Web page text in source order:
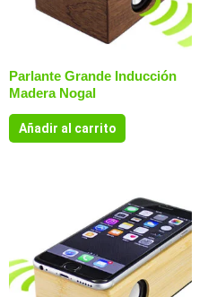
Parlante Grande Inducción
Madera Nogal
Añadir al carrito